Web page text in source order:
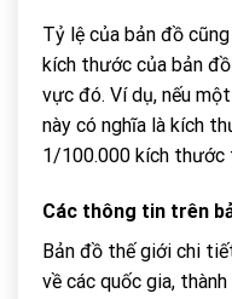
Tỷ lệ của bản đồ
kích thước của bản
vực đó. Ví dụ, nếu
này có nghĩa là kích
1/100.000 kích thước
Các thông tin trên
Bản đồ thế giới chi
về các quốc gia,